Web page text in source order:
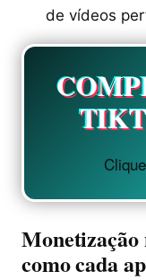
de vídeos
como cada